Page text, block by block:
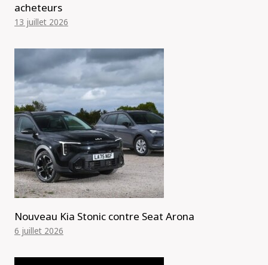
acheteurs
13 juillet 2026
Nouveau Kia Stonic contre Seat Arona
6 juillet 2026